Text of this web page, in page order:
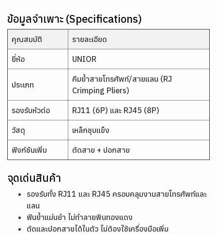
ข้อมูลจำเพาะ (Specifications)
คุณสมบัติ รายละเอียด
ยี่ห้อ UNIOR
ประเภท
คีมย้ำสายโทรศัพท์/สายแลน (RJ
Crimping Pliers)
รองรับหัวต่อ RJ11 (6P) และ RJ45 (8P)
วัสดุ เหล็กชุบแข็ง
ฟังก์ชันเพิ่ม ตัดสาย + ปอกสาย
จุดเด่นสินค้า
รองรับทั้ง RJ11 และ RJ45 ครอบคลุมงานสายโทรศัพท์และ
แลน
ฟันย้ำแม่นยำ ไม่ทำลายพินทองแดง
ตัดและปอกสายได้ในตัว ไม่ต้องใช้เครื่องมือเพิ่ม